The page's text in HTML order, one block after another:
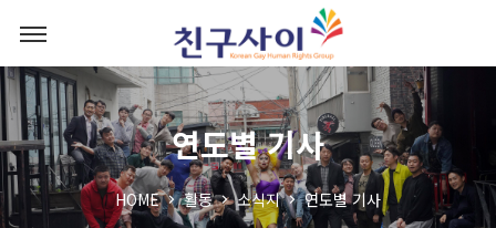
연도별 기사
HOME 활동 소식지 연도별 기사